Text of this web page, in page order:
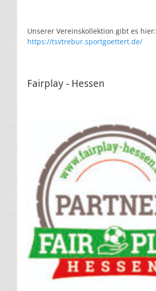
Unserer Vereinskollektion gibt es hier:
https://tsvtrebur.sportgoettert.de/
Fairplay - Hessen